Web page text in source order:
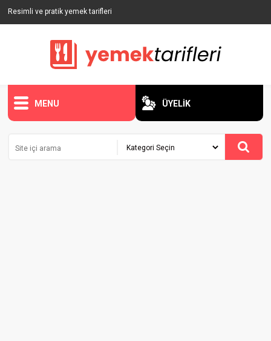
Resimli ve pratik yemek tarifleri
MENU ÜYELİK